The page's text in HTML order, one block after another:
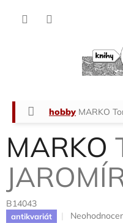
Domů
hobby MARKO
MARKO
B14043
antikvariát
Průměrné